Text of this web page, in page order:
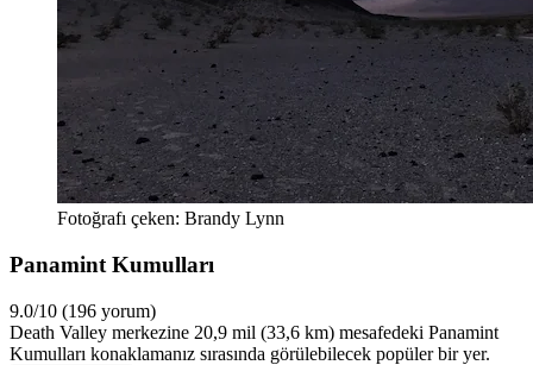
Fotoğrafı çeken: Brandy Lynn
Panamint Kumulları
9.0/10 (196 yorum)
Death Valley merkezine 20,9 mil (33,6 km) mesafedeki Panamint
Kumulları konaklamanız sırasında görülebilecek popüler bir yer.